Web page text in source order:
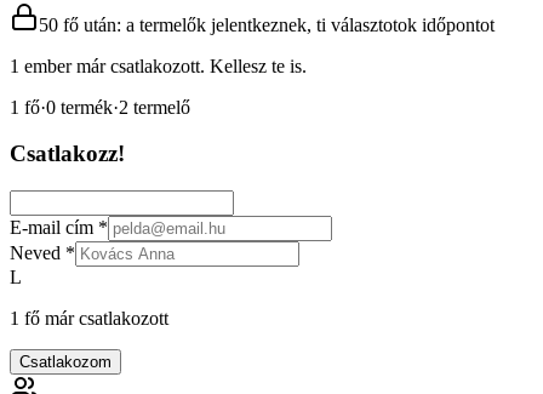
50 fő után: a termelők jelentkeznek, ti választotok időpontot
1 ember már csatlakozott. Kellesz te is.
1 fő·0 termék·2 termelő
Csatlakozz!
E-mail cím *
Neved *
L
1 fő már csatlakozott
Csatlakozom